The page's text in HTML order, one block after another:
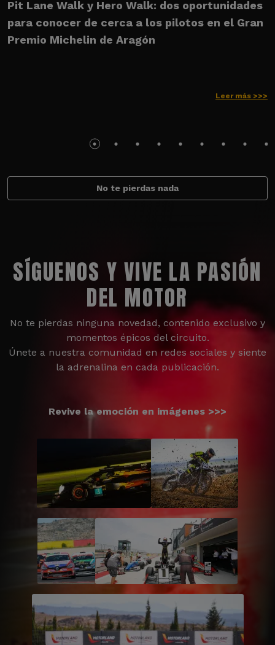
Pit Lane Walk y Hero Walk: dos oportunidades
para conocer de cerca a los pilotos en el Gran
Premio Michelin de Aragón
Leer más >>>
No te pierdas nada
SÍGUENOS Y VIVE LA PASIÓN
DEL MOTOR
No te pierdas ninguna novedad, contenido exclusivo y
momentos épicos del circuito.
Únete a nuestra comunidad en redes sociales y siente
la adrenalina en cada publicación.
Revive la emoción en imágenes >>>